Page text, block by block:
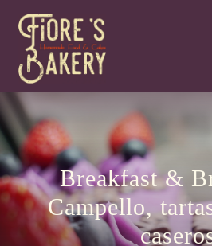
Breakfast &
Campello,